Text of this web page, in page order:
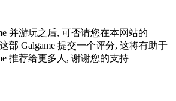
并游玩之后, 可否请您在本网站的
部 Galgame 提交一个评分, 这将有助于
推荐给更多人, 谢谢您的支持